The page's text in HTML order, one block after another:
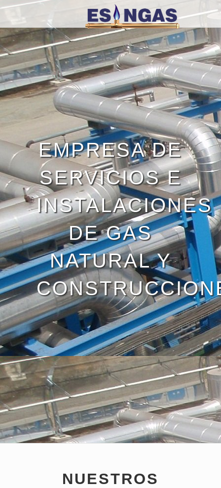
EMPRESA DE
SERVICIOS E
INSTALACIONES
DE GAS
NATURAL Y
NUESTROS